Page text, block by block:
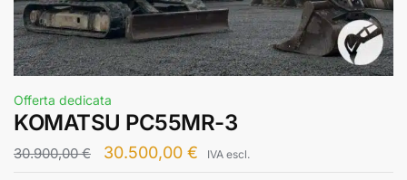
Offerta dedicata
KOMATSU PC55MR-3
30.900,00€ 30.500,00 € IVA escl.